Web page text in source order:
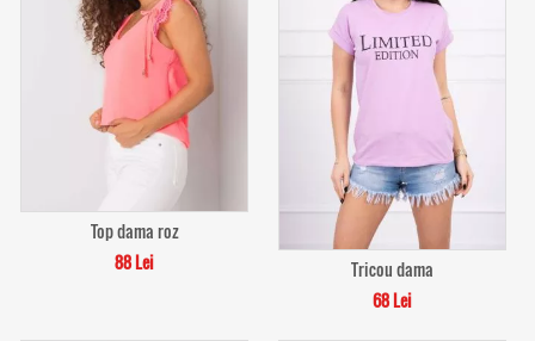
Top dama roz
88 Lei
Tricou dama
68 Lei